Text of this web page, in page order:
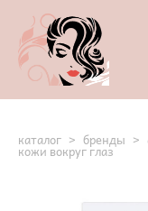
каталог > бренды >
кожи вокруг глаз